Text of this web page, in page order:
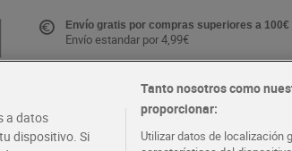
Envío gratis por compras superiores a 100€
Envío estandar por 4,99€
Folletos y Tiendas
cercana
a datos
dispositivo. Si
Tanto nosotros como
proporcionar:
Utilizar datos de localización